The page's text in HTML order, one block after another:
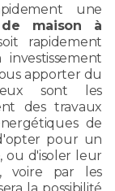
une
maison à
rapidement
apporter du
sont les
des travaux
de
pour un
ou d'isoler leur
voire par les
la possibilité